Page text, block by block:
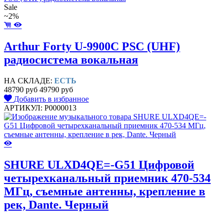
Sale
~2%
Arthur Forty U-9900C PSC (UHF)
радиосистема вокальная
НА СКЛАДЕ: ЕСТЬ
48790 руб 49790 руб
Добавить в избранное
АРТИКУЛ: P0000013
SHURE ULXD4QE=-G51 Цифровой
четырехканальный приемник 470-534
МГц, съемные антенны, крепление в
рек, Dante. Черный